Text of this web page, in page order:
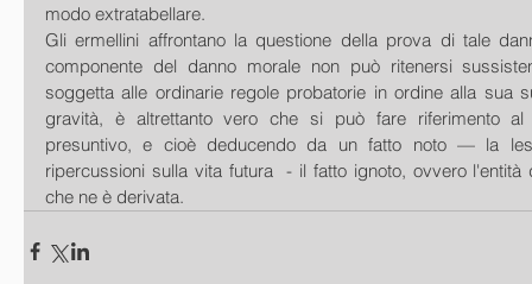
modo extratabellare.
Gli ermellini affrontano la questione della prova di tale
componente del danno morale non può ritenersi
soggetta alle ordinarie regole probatorie in ordine alla sua
gravità, è altrettanto vero che si può fare riferimento al
presuntivo, e cioè deducendo da un fatto noto — la
ripercussioni sulla vita futura  - il fatto ignoto, ovvero l'entità
che ne è derivata.